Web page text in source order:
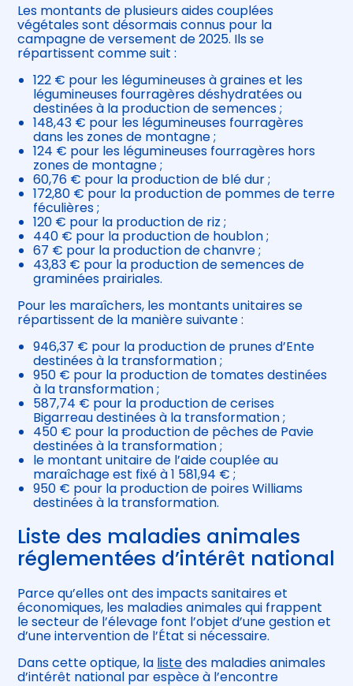
Les montants de plusieurs aides couplées
végétales sont désormais connus pour la
campagne de versement de 2025. Ils se
répartissent comme suit :
122 € pour les légumineuses à graines et les
légumineuses fourragères déshydratées ou
destinées à la production de semences ;
148,43 € pour les légumineuses fourragères
dans les zones de montagne ;
124 € pour les légumineuses fourragères hors
zones de montagne ;
60,76 € pour la production de blé dur ;
172,80 € pour la production de pommes de terre
féculières ;
120 € pour la production de riz ;
440 € pour la production de houblon ;
67 € pour la production de chanvre ;
43,83 € pour la production de semences de
graminées prairiales.
Pour les maraîchers, les montants unitaires se
répartissent de la manière suivante :
946,37 € pour la production de prunes d’Ente
destinées à la transformation ;
950 € pour la production de tomates destinées
à la transformation ;
587,74 € pour la production de cerises
Bigarreau destinées à la transformation ;
450 € pour la production de pêches de Pavie
destinées à la transformation ;
le montant unitaire de l’aide couplée au
maraîchage est fixé à 1 581,94 € ;
950 € pour la production de poires Williams
destinées à la transformation.
Liste des maladies animales
réglementées d’intérêt national
Parce qu’elles ont des impacts sanitaires et
économiques, les maladies animales qui frappent
le secteur de l’élevage font l’objet d’une gestion et
d’une intervention de l’État si nécessaire.
Dans cette optique, la listedes maladies animales
d’intérêt national par espèce à l’encontre